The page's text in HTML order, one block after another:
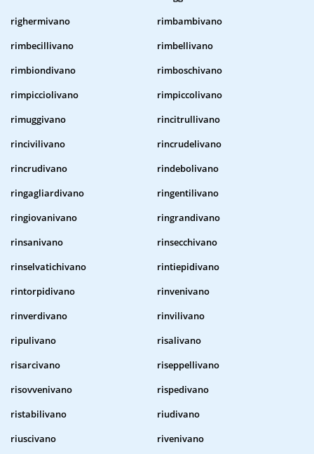
righermivano
rimbambivano
rimbecillivano
rimbellivano
rimbiondivano
rimboschivano
rimpicciolivano
rimpiccolivano
rimuggivano
rincitrullivano
rincivilivano
rincrudelivano
rincrudivano
rindebolivano
ringagliardivano
ringentilivano
ringiovanivano
ringrandivano
rinsanivano
rinsecchivano
rinselvatichivano
rintiepidivano
rintorpidivano
rinvenivano
rinverdivano
rinvilivano
ripulivano
risalivano
risarcivano
riseppellivano
risovvenivano
rispedivano
ristabilivano
riudivano
riuscivano
rivenivano